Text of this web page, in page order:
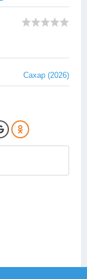
Сахар (2026)